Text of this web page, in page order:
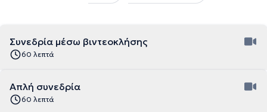
Συνεδρία μέσω βιντεοκλήσης
60 λεπτά
Απλή συνεδρία
60 λεπτά